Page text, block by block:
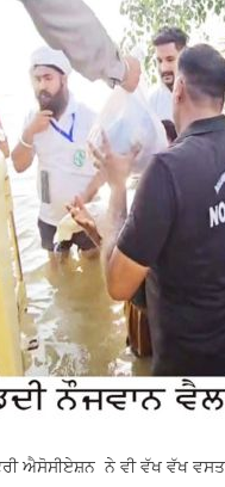
ਐਸੋਸੀਏਸ਼ਨ ਨੇ ਵੀ ਵੱਖ ਵੱਖ